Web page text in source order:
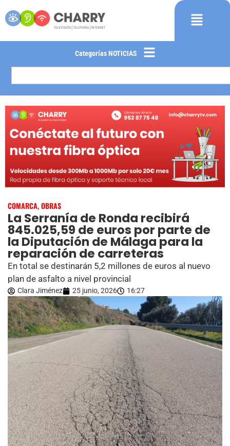
Categorías NOTICIAS
COMARCA,OBRAS
La Serranía de Ronda recibirá
845.025,59 de euros por parte de
la Diputación de Málaga para la
reparación de carreteras
En total se destinarán 5,2 millones de euros al nuevo
plan de asfalto a nivel provincial
Clara Jiménez 25 junio, 2026 16:27